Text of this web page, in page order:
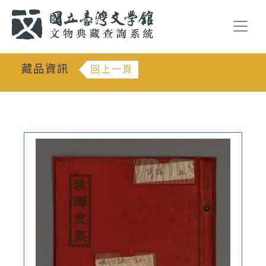
::: 藏品資訊 回上一頁